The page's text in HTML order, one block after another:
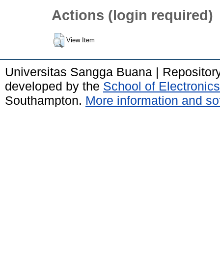
Actions (login required)
View Item
Universitas Sangga Buana |
developed by the School of
Southampton. More information and